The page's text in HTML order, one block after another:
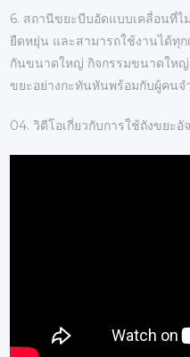
6. สถานีขยะบีบอัดแบบเคลื่อนที่ไ
ยืดหยุ่น และสามารถใช้งานได้ทุก
กันขนาดใหญ่ กิจกรรมขนาดให
ขยะอย่างกะทันหันพร้อมกับผู้คนจ
04. วิดีโอเกี่ยวกับการใช้ถังขยะ